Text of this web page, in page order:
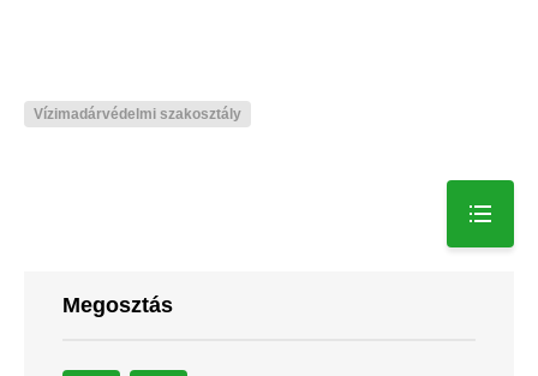
Vízimadárvédelmi szakosztály
Megosztás